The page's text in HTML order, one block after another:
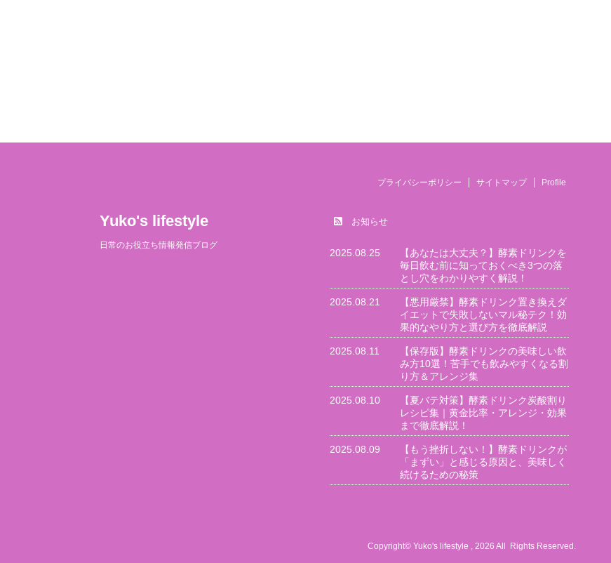
プライバシーポリシー サイトマップ Profile
お知らせ
2025.08.25
【あなたは大丈夫？】酵素ドリンクを
毎日飲む前に知っておくべき3つの落
とし穴をわかりやすく解説！
2025.08.21
【悪用厳禁】酵素ドリンク置き換えダ
イエットで失敗しないマル秘テク！効
果的なやり方と選び方を徹底解説
2025.08.11
【保存版】酵素ドリンクの美味しい飲
み方10選！苦手でも飲みやすくなる割
り方＆アレンジ集
2025.08.10
【夏バテ対策】酵素ドリンク炭酸割り
レシピ集｜黄金比率・アレンジ・効果
まで徹底解説！
2025.08.09
【もう挫折しない！】酵素ドリンクが
「まずい」と感じる原因と、美味しく
続けるための秘策
Yuko's lifestyle
日常のお役立ち情報発信ブログ
Copyright© Yuko's lifestyle , 2026 All Rights Reserved.